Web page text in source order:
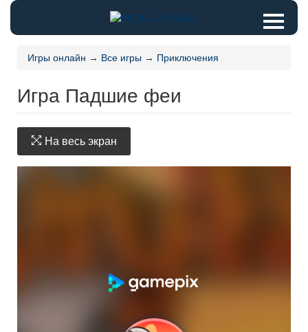
Игры онлайн → Все игры → Приключения
Игра Падшие феи
На весь экран